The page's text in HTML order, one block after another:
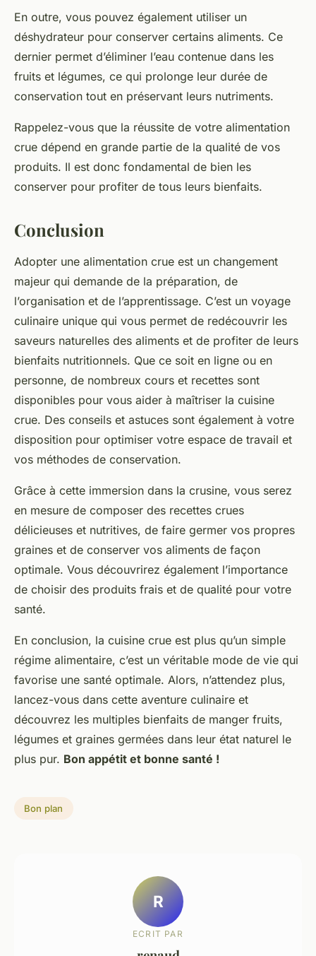
En outre, vous pouvez également utiliser un
déshydrateur pour conserver certains aliments. Ce
dernier permet d’éliminer l’eau contenue dans les
fruits et légumes, ce qui prolonge leur durée de
conservation tout en préservant leurs nutriments.
Rappelez-vous que la réussite de votre alimentation
crue dépend en grande partie de la qualité de vos
produits. Il est donc fondamental de bien les
conserver pour profiter de tous leurs bienfaits.
Conclusion
Adopter une alimentation crue est un changement
majeur qui demande de la préparation, de
l’organisation et de l’apprentissage. C’est un voyage
culinaire unique qui vous permet de redécouvrir les
saveurs naturelles des aliments et de profiter de leurs
bienfaits nutritionnels. Que ce soit en ligne ou en
personne, de nombreux cours et recettes sont
disponibles pour vous aider à maîtriser la cuisine
crue. Des conseils et astuces sont également à votre
disposition pour optimiser votre espace de travail et
vos méthodes de conservation.
Grâce à cette immersion dans la crusine, vous serez
en mesure de composer des recettes crues
délicieuses et nutritives, de faire germer vos propres
graines et de conserver vos aliments de façon
optimale. Vous découvrirez également l’importance
de choisir des produits frais et de qualité pour votre
santé.
En conclusion, la cuisine crue est plus qu’un simple
régime alimentaire, c’est un véritable mode de vie qui
favorise une santé optimale. Alors, n’attendez plus,
lancez-vous dans cette aventure culinaire et
découvrez les multiples bienfaits de manger fruits,
légumes et graines germées dans leur état naturel le
plus pur. Bon appétit et bonne santé !
Bon plan
R
ECRIT PAR